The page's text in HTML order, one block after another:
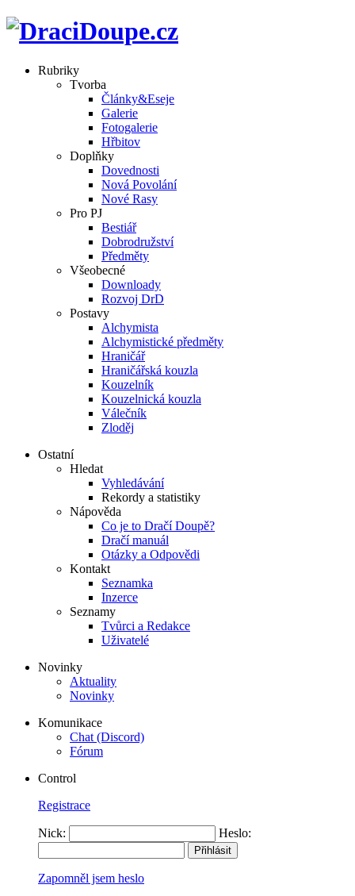
Rubriky
Tvorba
Články&Eseje
Galerie
Fotogalerie
Hřbitov
Doplňky
Dovednosti
Nová Povolání
Nové Rasy
Pro PJ
Bestiář
Dobrodružství
Předměty
Všeobecné
Downloady
Rozvoj DrD
Postavy
Alchymista
Alchymistické předměty
Hraničář
Hraničářská kouzla
Kouzelník
Kouzelnická kouzla
Válečník
Zloděj
Ostatní
Hledat
Vyhledávání
Rekordy a statistiky
Nápověda
Co je to Dračí Doupě?
Dračí manuál
Otázky a Odpovědi
Kontakt
Seznamka
Inzerce
Seznamy
Tvůrci a Redakce
Uživatelé
Novinky
Aktuality
Novinky
Komunikace
Chat (Discord)
Fórum
Control
Registrace
Nick: Heslo:
Zapomněl jsem heslo